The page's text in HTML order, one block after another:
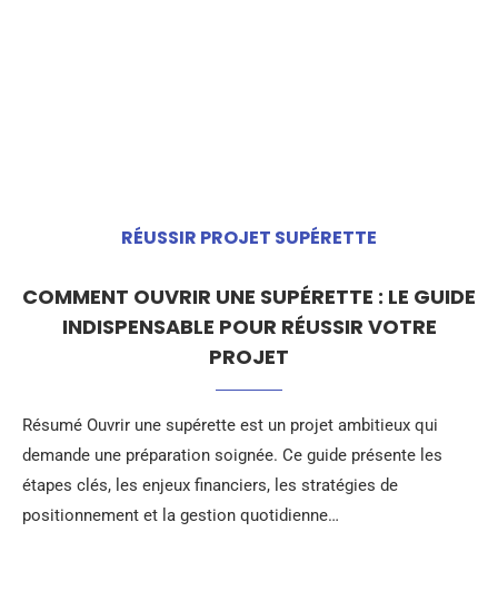
RÉUSSIR PROJET SUPÉRETTE
COMMENT OUVRIR UNE SUPÉRETTE : LE GUIDE
INDISPENSABLE POUR RÉUSSIR VOTRE
PROJET
Résumé Ouvrir une supérette est un projet ambitieux qui
demande une préparation soignée. Ce guide présente les
étapes clés, les enjeux financiers, les stratégies de
positionnement et la gestion quotidienne…